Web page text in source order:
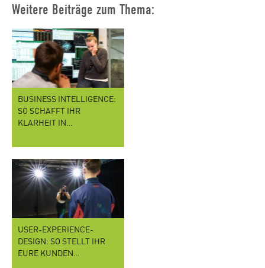
Weitere Beiträge zum Thema:
BUSINESS INTELLIGENCE:
SO SCHAFFT IHR
KLARHEIT IN…
USER-EXPERIENCE-
DESIGN: SO STELLT IHR
EURE KUNDEN…